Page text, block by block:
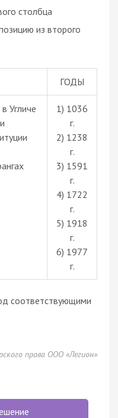
столбца
из второго
ГОДЫ
Угличе
1) 1036
г.
2) 1238
г.
3) 1591
г.
4) 1722
г.
5) 1918
г.
6) 1977
г.
соответствующими
права ООО «Легион»